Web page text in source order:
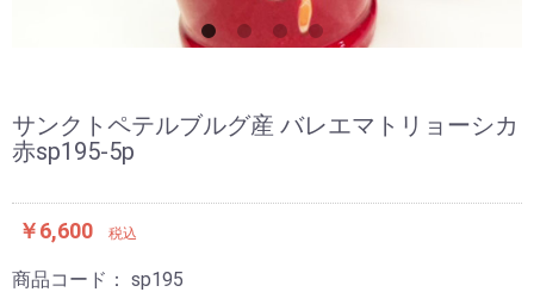
サンクトペテルブルグ産 バレエマトリョーシカ
赤sp195-5p
￥6,600 税込
商品コード： sp195